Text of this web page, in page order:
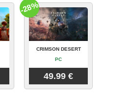
CRIMSON DESERT
PC
49.99 €
-28%